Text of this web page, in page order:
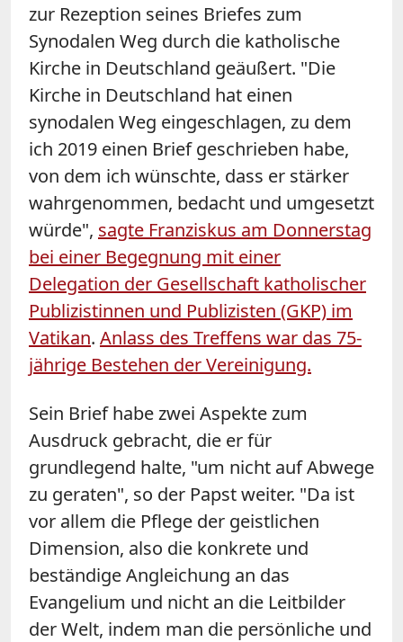
zur Rezeption seines Briefes zum
Synodalen Weg durch die katholische
Kirche in Deutschland geäußert. "Die
Kirche in Deutschland hat einen
synodalen Weg eingeschlagen, zu dem
ich 2019 einen Brief geschrieben habe,
von dem ich wünschte, dass er stärker
wahrgenommen, bedacht und umgesetzt
würde", sagte Franziskus am Donnerstag
bei einer Begegnung mit einer
Delegation der Gesellschaft katholischer
Publizistinnen und Publizisten (GKP) im
Vatikan. Anlass des Treffens war das 75-
jährige Bestehen der Vereinigung.
Sein Brief habe zwei Aspekte zum
Ausdruck gebracht, die er für
grundlegend halte, "um nicht auf Abwege
zu geraten", so der Papst weiter. "Da ist
vor allem die Pflege der geistlichen
Dimension, also die konkrete und
beständige Angleichung an das
Evangelium und nicht an die Leitbilder
der Welt, indem man die persönliche und